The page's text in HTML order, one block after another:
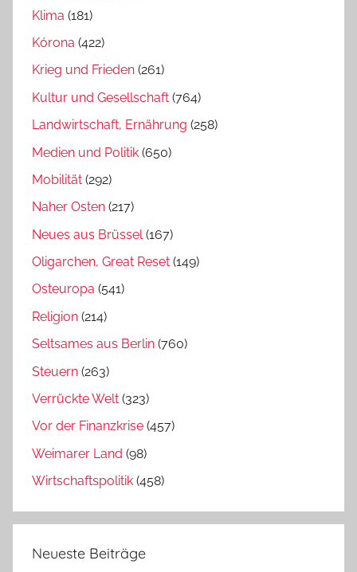
Klima (181)
Kórona (422)
Krieg und Frieden (261)
Kultur und Gesellschaft (764)
Landwirtschaft, Ernährung (258)
Medien und Politik (650)
Mobilität (292)
Naher Osten (217)
Neues aus Brüssel (167)
Oligarchen, Great Reset (149)
Osteuropa (541)
Religion (214)
Seltsames aus Berlin (760)
Steuern (263)
Verrückte Welt (323)
Vor der Finanzkrise (457)
Weimarer Land (98)
Wirtschaftspolitik (458)
Neueste Beiträge